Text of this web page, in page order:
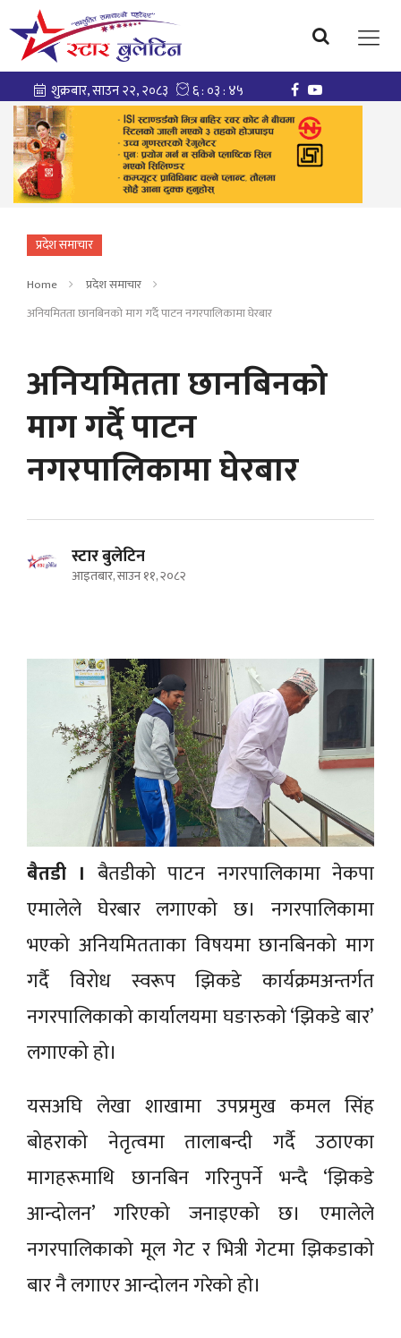
प्रदेश समाचार
Home
प्रदेश समाचार
अनियमितता छानबिनको माग गर्दै पाटन नगरपालिकामा घेरबार
अनियमितता छानबिनको
माग गर्दै पाटन
नगरपालिकामा घेरबार
स्टार बुलेटिन
आइतबार, साउन ११, २०८२
बैतडी । बैतडीको पाटन नगरपालिकामा नेकपा
एमालेले घेरबार लगाएको छ। नगरपालिकामा
भएको अनियमितताका विषयमा छानबिनको माग
गर्दै विरोध स्वरूप झिकडे कार्यक्रमअन्तर्गत
नगरपालिकाको कार्यालयमा घङारुको ‘झिकडे बार’
लगाएको हो।
यसअघि लेखा शाखामा उपप्रमुख कमल सिंह
बोहराको नेतृत्वमा तालाबन्दी गर्दै उठाएका
मागहरूमाथि छानबिन गरिनुपर्ने भन्दै ‘झिकडे
आन्दोलन’ गरिएको जनाइएको छ। एमालेले
नगरपालिकाको मूल गेट र भित्री गेटमा झिकडाको
बार नै लगाएर आन्दोलन गरेको हो।